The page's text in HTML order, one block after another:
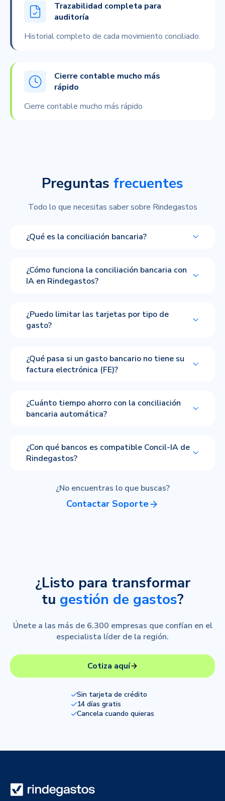
Trazabilidad completa para
auditoría
Historial completo de cada movimiento conciliado.
Cierre contable mucho más
rápido
Cierre contable mucho más rápido
Preguntas frecuentes
Todo lo que necesitas saber sobre Rindegastos
¿Qué es la conciliación bancaria?
¿Cómo funciona la conciliación bancaria con
IA en Rindegastos?
¿Puedo limitar las tarjetas por tipo de
gasto?
¿Qué pasa si un gasto bancario no tiene su
factura electrónica (FE)?
¿Cuánto tiempo ahorro con la conciliación
bancaria automática?
¿Con qué bancos es compatible Concil-IA de
Rindegastos?
¿No encuentras lo que buscas?
Contactar Soporte
¿Listo para transformar
tu gestión de gastos?
Únete a las más de 6.300 empresas que confían en el
especialista líder de la región.
Cotiza aquí
Sin tarjeta de crédito
14 días gratis
Cancela cuando quieras